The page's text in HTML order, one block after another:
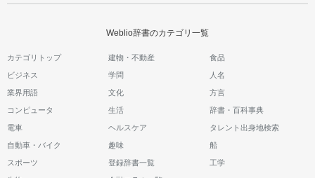
Weblio辞書のカテゴリ一覧
カテゴリトップ 建物・不動産 食品
ビジネス 学問 人名
業界用語 文化 方言
コンピュータ 生活 辞書・百科事典
電車 ヘルスケア タレント出身地検索
自動車・バイク 趣味 船
スポーツ 登録辞書一覧 工学